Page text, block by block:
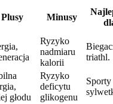
Plusy Minusy
Ryzyko
nadmiaru
kalorii
triathl.
głodu
Ryzyko
deficytu
glikogenu
Sporty